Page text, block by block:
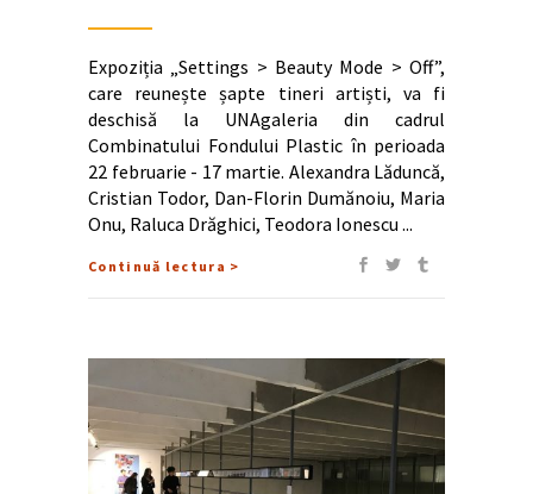
Expoziția „Settings > Beauty Mode > Off”,
care reunește șapte tineri artiști, va fi
deschisă la UNAgaleria din cadrul
Combinatului Fondului Plastic în perioada
22 februarie - 17 martie. Alexandra Lăduncă,
Cristian Todor, Dan-Florin Dumănoiu, Maria
Onu, Raluca Drăghici, Teodora Ionescu
Continuă lectura >